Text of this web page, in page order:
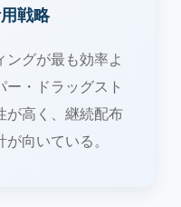
戦略
ングが最も効率よ
ー・ドラッグスト
が高く、継続配布
向いている。